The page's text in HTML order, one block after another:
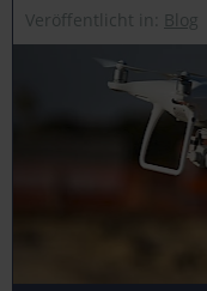
Veröffentlicht in:
Blog